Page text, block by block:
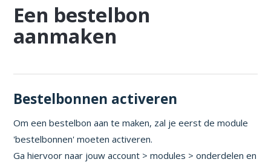
Een bestelbon
aanmaken
Bestelbonnen activeren
Om een bestelbon aan te maken, zal je eerst de module
'bestelbonnen' moeten activeren.
Ga hiervoor naar jouw account > modules > onderdelen en